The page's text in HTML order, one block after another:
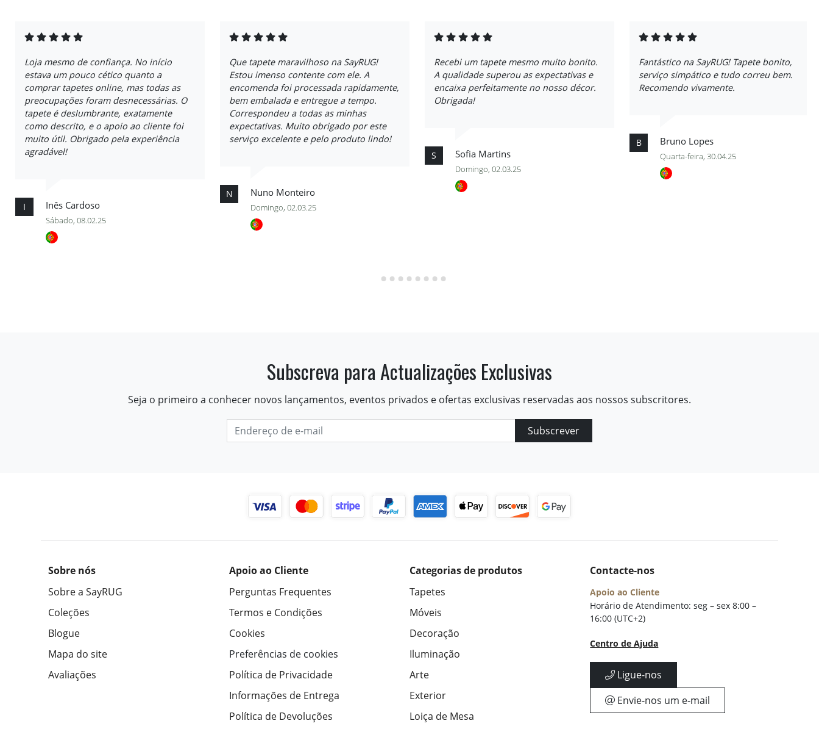
Loja mesmo de confiança. No início
estava um pouco cético quanto a
comprar tapetes online, mas todas as
preocupações foram desnecessárias. O
tapete é deslumbrante, exatamente
como descrito, e o apoio ao cliente foi
muito útil. Obrigado pela experiência
agradável!
I Inês Cardoso
Sábado, 08.02.25
Que tapete maravilhoso na SayRUG!
Estou imenso contente com ele. A
encomenda foi processada rapidamente,
bem embalada e entregue a tempo.
Correspondeu a todas as minhas
expectativas. Muito obrigado por este
serviço excelente e pelo produto lindo!
N Nuno Monteiro
Domingo, 02.03.25
Recebi um tapete mesmo muito bonito.
A qualidade superou as expectativas e
encaixa perfeitamente no nosso décor.
Obrigada!
S Sofia Martins
Domingo, 02.03.25
Fantástico na SayRUG! Tapete bonito,
serviço simpático e tudo correu bem.
Recomendo vivamente.
B Bruno Lopes
Quarta-feira, 30.04.25
Subscreva para Actualizações Exclusivas
Seja o primeiro a conhecer novos lançamentos, eventos privados e ofertas exclusivas reservadas aos nossos subscritores.
Subscrever
Sobre nós
Sobre a SayRUG
Coleções
Blogue
Mapa do site
Avaliações
Apoio ao Cliente
Perguntas Frequentes
Termos e Condições
Cookies
Preferências de cookies
Política de Privacidade
Informações de Entrega
Política de Devoluções
Categorias de produtos
Tapetes
Móveis
Decoração
Iluminação
Arte
Exterior
Loiça de Mesa
Contacte-nos
Apoio ao Cliente
Horário de Atendimento: seg – sex 8:00 –
16:00 (UTC+2)
Centro de Ajuda
Ligue-nos
Envie-nos um e-mail